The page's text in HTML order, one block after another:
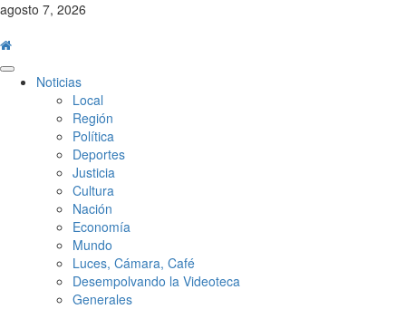
Saltar
contenido
agosto 7, 2026
MenúNoticias
Local
Región
Política
Deportes
Justicia
Cultura
Nación
Economía
Mundo
Luces, Cámara, Café
Desempolvando la Videoteca
Generales